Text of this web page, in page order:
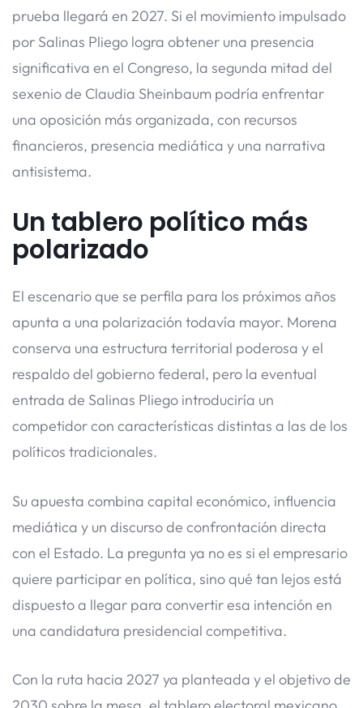
prueba llegará en 2027. Si el movimiento impulsado
por Salinas Pliego logra obtener una presencia
significativa en el Congreso, la segunda mitad del
sexenio de Claudia Sheinbaum podría enfrentar
una oposición más organizada, con recursos
financieros, presencia mediática y una narrativa
antisistema.
Un tablero político más
polarizado
El escenario que se perfila para los próximos años
apunta a una polarización todavía mayor. Morena
conserva una estructura territorial poderosa y el
respaldo del gobierno federal, pero la eventual
entrada de Salinas Pliego introduciría un
competidor con características distintas a las de los
políticos tradicionales.
Su apuesta combina capital económico, influencia
mediática y un discurso de confrontación directa
con el Estado. La pregunta ya no es si el empresario
quiere participar en política, sino qué tan lejos está
dispuesto a llegar para convertir esa intención en
una candidatura presidencial competitiva.
Con la ruta hacia 2027 ya planteada y el objetivo de